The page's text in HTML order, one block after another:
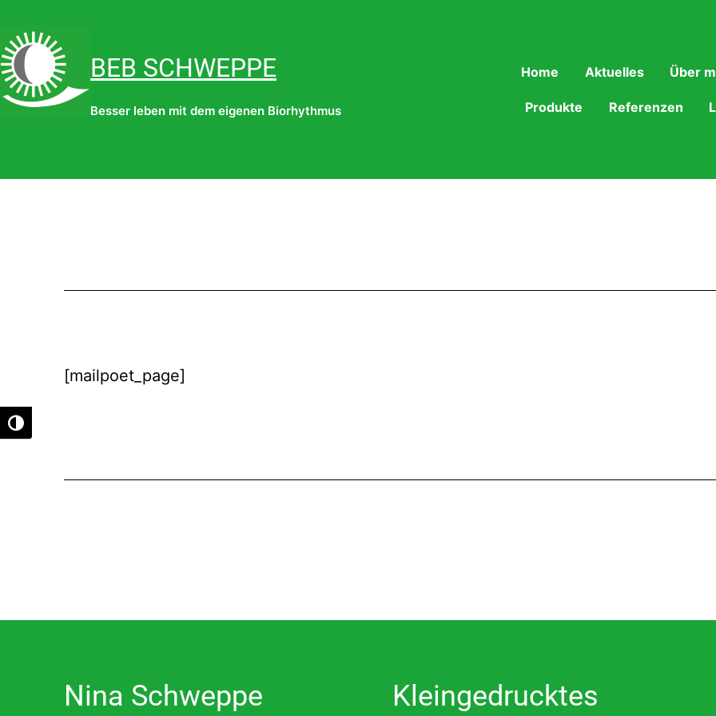
Umschalten auf hohe Kontraste
Inhalt
springen
BEB SCHWEPPE
Besser leben mit dem eigenen Biorhythmus
Home Aktuelles Über
Produkte Referenzen
[mailpoet_page]
Nina Schweppe Kleingedrucktes